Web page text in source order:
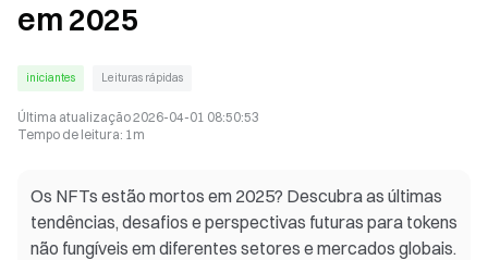
em 2025
iniciantes Leituras rápidas
Última atualização2026-04-01 08:50:53
Tempo de leitura: 1m
Os NFTs estão mortos em 2025? Descubra as últimas
tendências, desafios e perspectivas futuras para tokens
não fungíveis em diferentes setores e mercados globais.